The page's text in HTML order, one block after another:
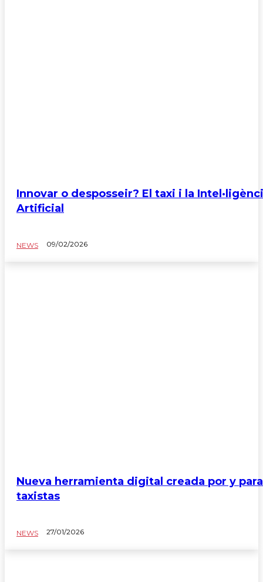
Innovar o desposseir? El taxi i la
Artificial
NEWS 09/02/2026
Nueva herramienta digital creada por y para
taxistas
NEWS 27/01/2026